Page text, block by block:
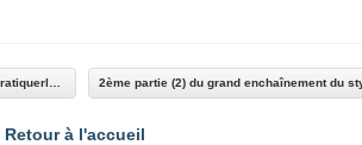
Retour à l'accueil